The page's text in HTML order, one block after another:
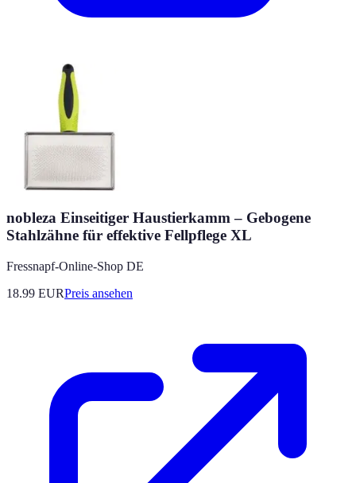
nobleza Einseitiger Haustierkamm – Gebogene
Stahlzähne für effektive Fellpflege XL
Fressnapf-Online-Shop DE
18.99 EURPreis ansehen